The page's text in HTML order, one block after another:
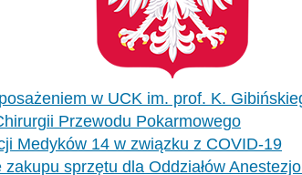
w UCK im. prof. K.
Przewodu Pokarmowego
Medyków 14 w związku z COVID-19
sprzętu dla Oddziałów